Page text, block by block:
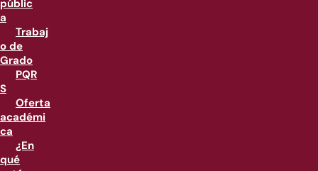
públic
a
Trabaj
o de
Grado
PQR
S
Oferta
académi
ca
¿En
qué